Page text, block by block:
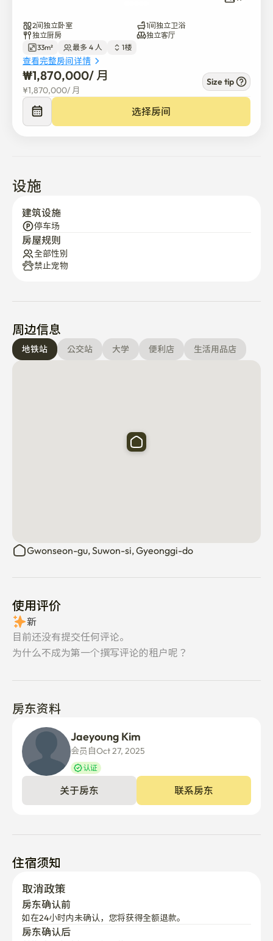
室内吸烟时需要特殊清洁费。
家门口的24小时便利店。煤田劝善站190米
2间独立卧室
1间独立卫浴
独立厨房
独立客厅
33m²
最多 4 人 1楼
查看完整房间详情
₩1,870,000/ 月
¥1,870,000/ 月
Size tip
选择房间
设施
建筑设施
停车场
房屋规则
全部性别
禁止宠物
周边信息
地铁站 公交站 大学 便利店 生活用品店
Gwonseon-gu, Suwon-si, Gyeonggi-do
使用评价
新
目前还没有提交任何评论。
为什么不成为第一个撰写评论的租户呢？
房东资料
Jaeyoung Kim
会员自Oct 27, 2025
认证
关于房东 联系房东
住宿须知
取消政策
房东确认前
如在24小时内未确认，您将获得全额退款。
房东确认后